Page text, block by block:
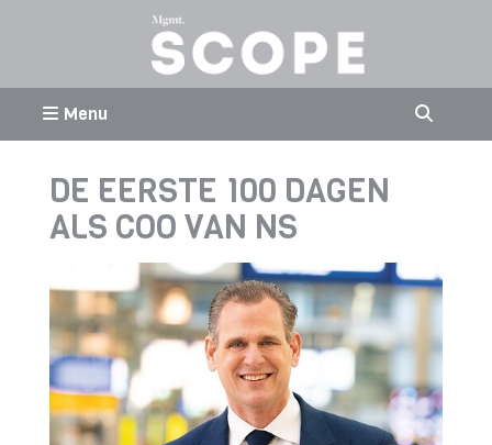
Menu
DE EERSTE 100 DAGEN
ALS COO VAN NS